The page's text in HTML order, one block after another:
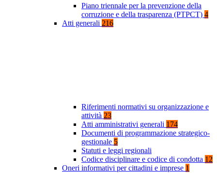
Piano triennale per la prevenzione della
corruzione e della trasparenza (PTPCT) 4
Atti generali 216
Riferimenti normativi su organizzazione e
attività 23
Atti amministrativi generali 174
Documenti di programmazione strategico-
gestionale 5
Statuti e leggi regionali
Codice disciplinare e codice di condotta 12
Oneri informativi per cittadini e imprese 1